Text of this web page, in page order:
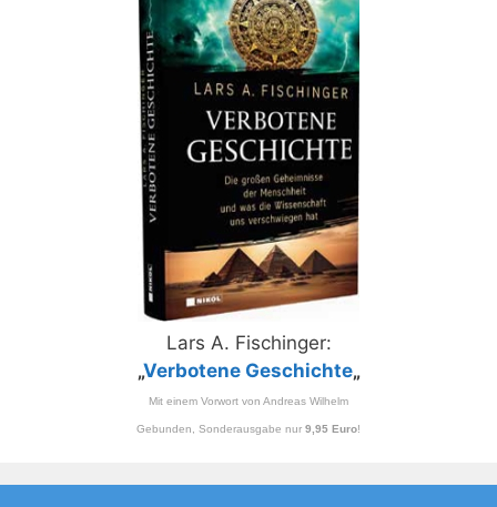
Lars A. Fischinger:
„Verbotene Geschichte„
Mit einem Vorwort von Andreas Wilhelm
Gebunden, Sonderausgabe nur 9,95 Euro!